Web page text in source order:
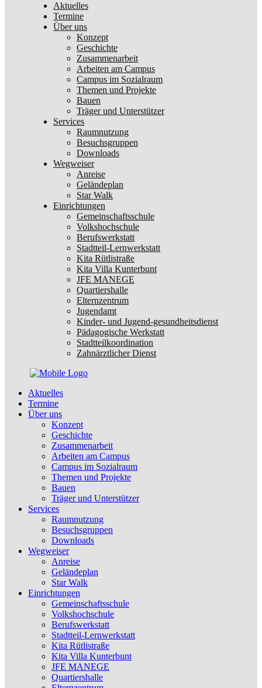
Aktuelles
Termine
Über uns
Konzept
Geschichte
Zusammenarbeit
Arbeiten am Campus
Campus im Sozialraum
Themen und Projekte
Bauen
Träger und Unterstützer
Services
Raumnutzung
Besuchsgruppen
Downloads
Wegweiser
Anreise
Geländeplan
Star Walk
Einrichtungen
Gemeinschaftsschule
Volkshochschule
Berufswerkstatt
Stadtteil-Lernwerkstatt
Kita Rütlistraße
Kita Villa Kunterbunt
JFE MANEGE
Quartiershalle
Elternzentrum
Jugendamt
Kinder- und Jugend-gesundheitsdienst
Pädagogische Werkstatt
Stadtteilkoordination
Zahnärztlicher Dienst
Aktuelles
Termine
Über uns
Konzept
Geschichte
Zusammenarbeit
Arbeiten am Campus
Campus im Sozialraum
Themen und Projekte
Bauen
Träger und Unterstützer
Services
Raumnutzung
Besuchsgruppen
Downloads
Wegweiser
Anreise
Geländeplan
Star Walk
Einrichtungen
Gemeinschaftsschule
Volkshochschule
Berufswerkstatt
Stadtteil-Lernwerkstatt
Kita Rütlistraße
Kita Villa Kunterbunt
JFE MANEGE
Quartiershalle